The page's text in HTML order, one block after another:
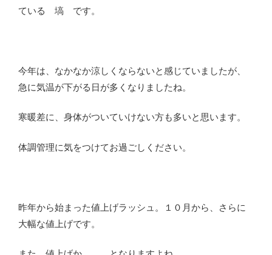
ている 塙 です。
今年は、なかなか涼しくならないと感じていましたが、
急に気温が下がる日が多くなりましたね。
寒暖差に、身体がついていけない方も多いと思います。
体調管理に気をつけてお過ごしください。
昨年から始まった値上げラッシュ。１０月から、さらに
大幅な値上げです。